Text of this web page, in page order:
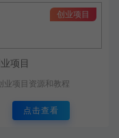
创业项目
项目
业项目资源和教程
点击查看